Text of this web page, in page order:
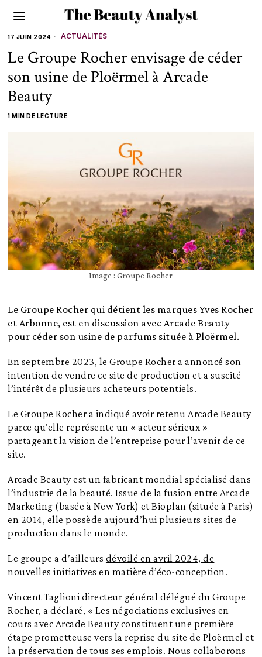
17 JUIN 2024 ACTUALITÉS
Le Groupe Rocher envisage de céder
son usine de Ploërmel à Arcade
Beauty
1 MIN DE LECTURE
Image : Groupe Rocher
Le Groupe Rocher qui détient les marques Yves Rocher
et Arbonne, est en discussion avec Arcade Beauty
pour céder son usine de parfums située à Ploërmel.
En septembre 2023, le Groupe Rocher a annoncé son
intention de vendre ce site de production et a suscité
l’intérêt de plusieurs acheteurs potentiels.
Le Groupe Rocher a indiqué avoir retenu Arcade Beauty
parce qu’elle représente un « acteur sérieux »
partageant la vision de l’entreprise pour l’avenir de ce
site.
Arcade Beauty est un fabricant mondial spécialisé dans
l’industrie de la beauté. Issue de la fusion entre Arcade
Marketing (basée à New York) et Bioplan (située à Paris)
en 2014, elle possède aujourd’hui plusieurs sites de
production dans le monde.
Le groupe a d’ailleurs dévoilé en avril 2024, de
nouvelles initiatives en matière d’éco-conception .
Vincent Taglioni directeur général délégué du Groupe
Rocher, a déclaré, « Les négociations exclusives en
cours avec Arcade Beauty constituent une première
étape prometteuse vers la reprise du site de Ploërmel et
la préservation de tous ses emplois. Nous collaborons